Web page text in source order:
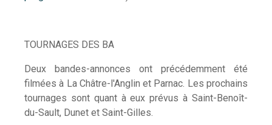
TOURNAGES DES BA
Deux bandes-annonces ont précédemment été
filmées à La Châtre-l'Anglin et Parnac. Les prochains
tournages sont quant à eux prévus à Saint-Benoît-
du-Sault, Dunet et Saint-Gilles.